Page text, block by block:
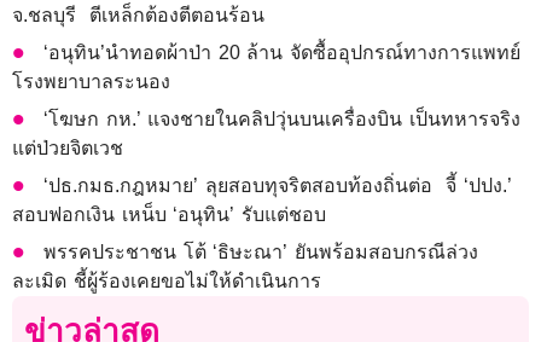
จ.ชลบุรี ตีเหล็กต้องตีตอนร้อน
‘อนุทิน’นำทอดผ้าป่า 20 ล้าน จัดซื้ออุปกรณ์ทางการแพทย์
โรงพยาบาลระนอง
‘โฆษก กห.’ แจงชายในคลิปวุ่นบนเครื่องบิน เป็นทหารจริง
แต่ป่วยจิตเวช
‘ปธ.กมธ.กฎหมาย’ ลุยสอบทุจริตสอบท้องถิ่นต่อ จี้ ‘ปปง.’
สอบฟอกเงิน เหน็บ ‘อนุทิน’ รับแต่ชอบ
พรรคประชาชน โต้ ‘ธิษะณา’ ยันพร้อมสอบกรณีล่วง
ละเมิด ชี้ผู้ร้องเคยขอไม่ให้ดำเนินการ
ข่าวล่าสุด